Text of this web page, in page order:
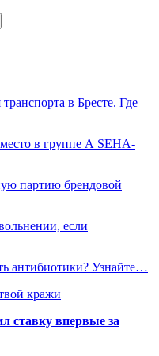
в Бресте. Где
в группе А SEHA-
партию брендовой
если
антибиотики? Узнайте…
кражи
ставку впервые за